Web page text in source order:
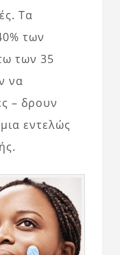
Τα
των
των 35
να
– δρουν
εντελώς